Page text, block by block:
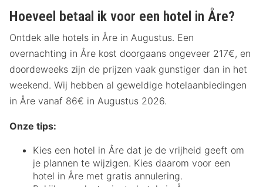
Hoeveel betaal ik voor een hotel in Åre?
Ontdek alle hotels in Åre in Augustus. Een
overnachting in Åre kost doorgaans ongeveer 217€, en
doordeweeks zijn de prijzen vaak gunstiger dan in het
weekend. Wij hebben al geweldige hotelaanbiedingen
in Åre vanaf 86€ in Augustus 2026.
Onze tips:
Kies een hotel in Åre dat je de vrijheid geeft om
je plannen te wijzigen. Kies daarom voor een
hotel in Åre met gratis annulering.